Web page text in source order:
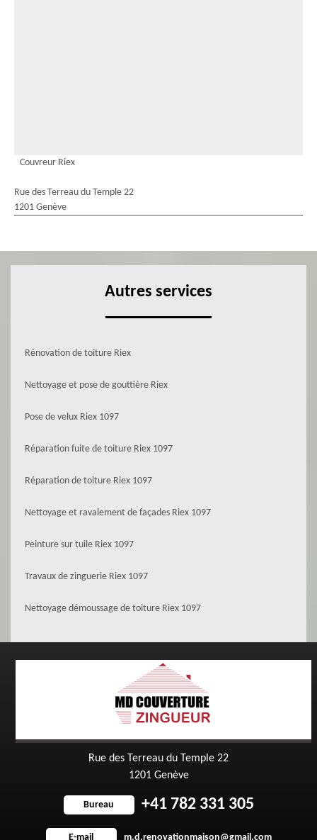
Couvreur Riex
Rue des Terreau du Temple 22
1201 Genève
Autres services
Rénovation de toiture Riex
Nettoyage et pose de gouttière Riex
Pose de velux Riex 1097
Réparation fuite de toiture Riex 1097
Réparation de toiture Riex 1097
Nettoyage et ravalement de façades Riex 1097
Peinture sur tuile Riex 1097
Travaux de zinguerie Riex 1097
Nettoyage démoussage de toiture Riex 1097
Rue des Terreau du Temple 22
1201 Genève
Bureau +41 782 331 305
E-mail m.d.renovationmaison@gmail.com